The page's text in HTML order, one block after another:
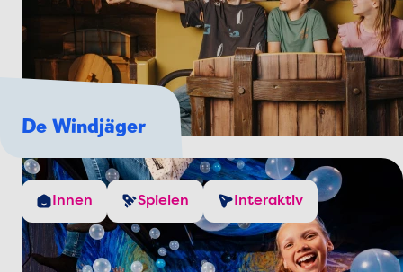
De Windjäger
Innen Spielen Interaktiv